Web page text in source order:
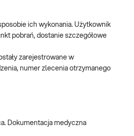
ich wykonania. Użytkownik
pobrań, dostanie szczegółowe
zarejestrowane w
numer zlecenia otrzymanego
Dokumentacja medyczna